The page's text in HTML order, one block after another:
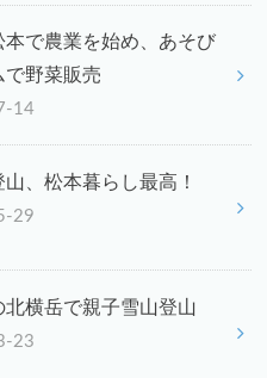
本で農業を始め、あそび
で野菜販売
14
、松本暮らし最高！
29
北横岳で親子雪山登山
23